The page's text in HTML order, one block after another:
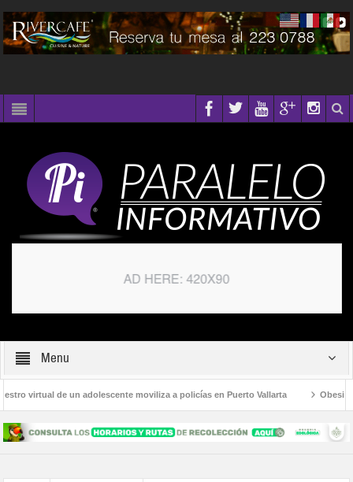
Menu
virtual de un adolescente moviliza a policías en Puerto Vallarta
Avanza la regulación de establecimientos para la atención de las